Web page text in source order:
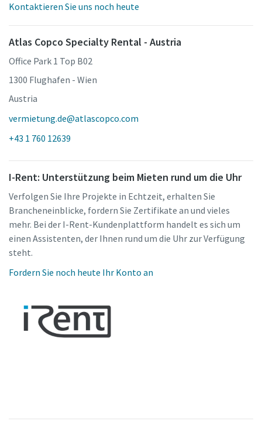
Kontaktieren Sie uns noch heute
Atlas Copco Specialty Rental - Austria
Office Park 1 Top B02
1300 Flughafen - Wien
Austria
vermietung.de@atlascopco.com
+43 1 760 12639
I-Rent: Unterstützung beim Mieten rund um die Uhr
Verfolgen Sie Ihre Projekte in Echtzeit, erhalten Sie
Brancheneinblicke, fordern Sie Zertifikate an und vieles
mehr. Bei der I-Rent-Kundenplattform handelt es sich um
einen Assistenten, der Ihnen rund um die Uhr zur Verfügung
steht.
Fordern Sie noch heute Ihr Konto an